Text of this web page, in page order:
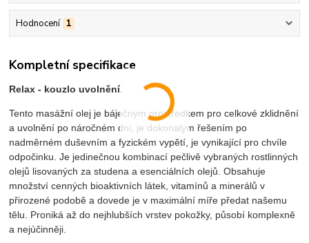
Hodnocení 1
Kompletní specifikace
Relax - kouzlo uvolnění.
Tento masážní olej je báječným prostředkem pro celkové zklidnění
a uvolnění po náročném dni, je dokonalým řešením po
nadměrném duševním a fyzickém vypětí, je vynikající pro chvíle
odpočinku. Je jedinečnou kombinací pečlivě vybraných rostlinných
olejů lisovaných za studena a esenciálních olejů. Obsahuje
množství cenných bioaktivních látek, vitamínů a minerálů v
přirozené podobě a dovede je v maximální míře předat našemu
tělu. Proniká až do nejhlubších vrstev pokožky, působí komplexně
a nejúčinněji.